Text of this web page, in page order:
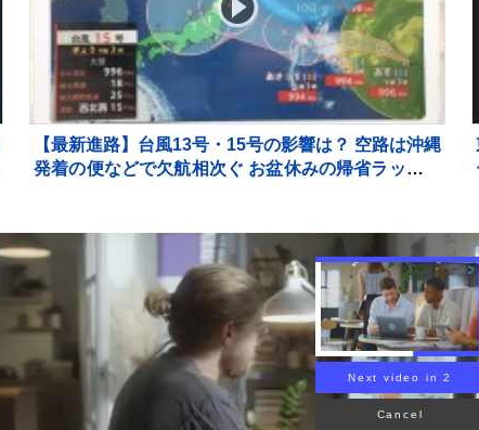
【最新進路】台風13号・15号の影響は？ 空路は沖縄
発着の便などで欠航相次ぐ お盆休みの帰省ラッシュ